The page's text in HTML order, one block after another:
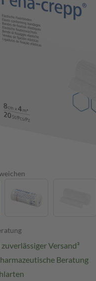
Versand³
Beratung